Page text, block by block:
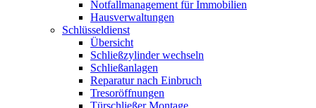
Notfallmanagement für Immobilien
Hausverwaltungen
Schlüsseldienst
Übersicht
Schließzylinder wechseln
Schließanlagen
Reparatur nach Einbruch
Tresoröffnungen
Türschließer Montage